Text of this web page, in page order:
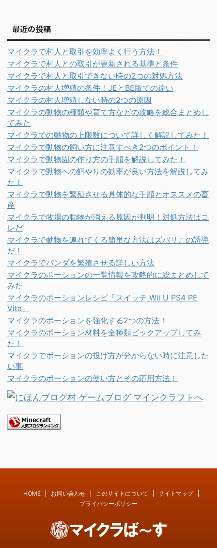
最近の投稿
マイクラで村人と取引を効率よく行う方法！
マイクラで村人との取引が更新される基準と条件
マイクラで村人と取引できない時の2つの対処方法
マイクラの村人増殖の条件！JEとBE版での違い
マイクラの村人増殖しない時の2つの原因
マイクラの動物の種類や育て方などの攻略を総合まとめし
てみた
マイクラでの動物の上限数について詳しく解説してみた！
マイクラで動物の飼い方に注意すべき2つのポイント！
マイクラで動物園の作り方の手順を解説してみた！
マイクラで動物への餌やりの効率が良い方法を解説してみ
た！
マイクラで動物を繁殖させる具体的な手順とオススメの畜
産
マイクラで牧場の動物が消える原因が判明！対処方法はコ
レだ
マイクラで動物を連れてくる簡単な方法はズバリこの誘導
だ！
マイクラでパンダを繁殖させる詳しい方法
マイクラのポーションの一覧情報を攻略的に総まとめして
みた
マイクラのポーションレシピ「スイッチ Wii U PS4 PE
Vita」
マイクラのポーションを強化する2つの方法！
マイクラのポーション材料を全種類ピックアップしてみ
た！
マイクラでポーションの投げ方が分からない時に注意した
い事
マイクラのポーションの使い方とその応用方法！
HOME お問い合わせ このサイトについて
サイトマップ
プライバシーポリシー